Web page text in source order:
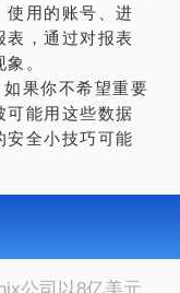
使用的账号、进
表，通过对报表
。
果你不希望重要
可能用这些数据
安全小技巧可能